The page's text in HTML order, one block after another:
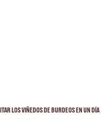
LOS VIÑEDOS DE BURDEOS EN UN DÍA